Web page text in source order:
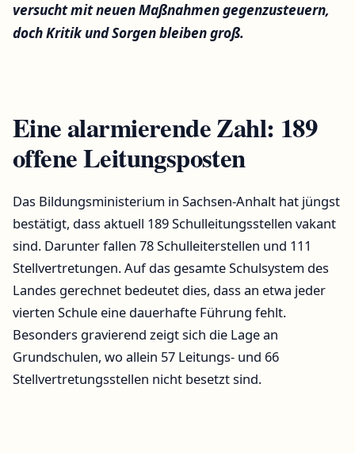
versucht mit neuen Maßnahmen gegenzusteuern,
doch Kritik und Sorgen bleiben groß.
Eine alarmierende Zahl: 189
offene Leitungsposten
Das Bildungsministerium in Sachsen-Anhalt hat jüngst
bestätigt, dass aktuell 189 Schulleitungsstellen vakant
sind. Darunter fallen 78 Schulleiterstellen und 111
Stellvertretungen. Auf das gesamte Schulsystem des
Landes gerechnet bedeutet dies, dass an etwa jeder
vierten Schule eine dauerhafte Führung fehlt.
Besonders gravierend zeigt sich die Lage an
Grundschulen, wo allein 57 Leitungs- und 66
Stellvertretungsstellen nicht besetzt sind.